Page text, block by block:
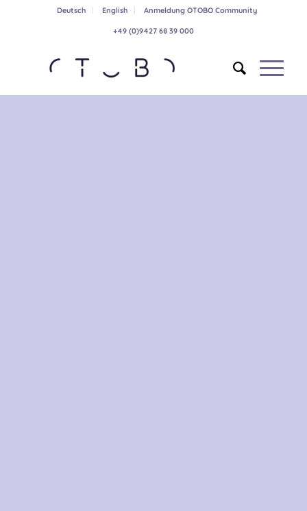
Deutsch English Anmeldung OTOBO Community
+49 (0)9427 68 39 000